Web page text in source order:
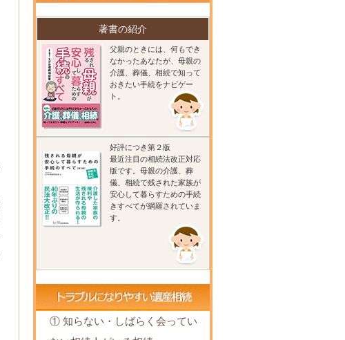
著書の紹介
父親のときには、何もでき
なかったあなたが、母親の
介護、葬儀、相続で知って
おきたい手続をナビゲー
ト。
好評につき第２版
最近注目の相続法改正対応
版です。母親の介護、葬
儀、相続で残された家族が
安心して暮らすための手続
きすべてが網羅されていま
す。
① 知らない・しばらく会ってい